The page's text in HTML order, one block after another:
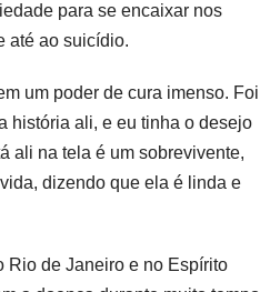
para se encaixar nos
até ao suicídio.
um poder de cura imenso. Foi
história ali, e eu tinha o desejo
ali na tela é um sobrevivente,
dizendo que ela é linda e
Rio de Janeiro e no Espírito